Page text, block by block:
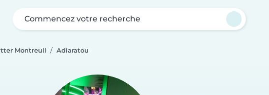
Commencez votre recherche
Montreuil Adiaratou